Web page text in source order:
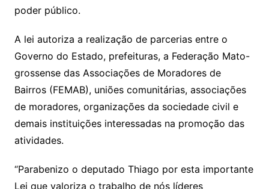
poder público.
A lei autoriza a realização de parcerias entre o
Governo do Estado, prefeituras, a Federação Mato-
grossense das Associações de Moradores de
Bairros (FEMAB), uniões comunitárias, associações
de moradores, organizações da sociedade civil e
demais instituições interessadas na promoção das
atividades.
“Parabenizo o deputado Thiago por esta importante
Lei que valoriza o trabalho de nós líderes